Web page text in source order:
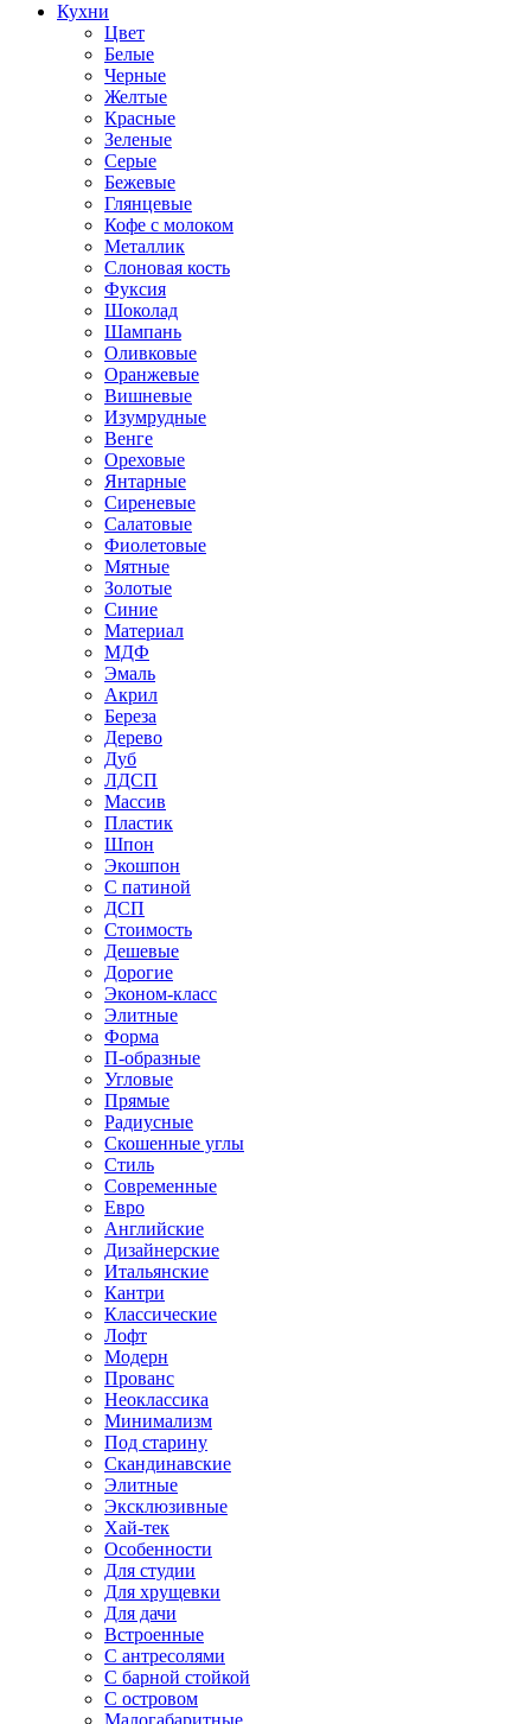
Кухни
Цвет
Белые
Черные
Желтые
Красные
Зеленые
Серые
Бежевые
Глянцевые
Кофе с молоком
Металлик
Слоновая кость
Фуксия
Шоколад
Шампань
Оливковые
Оранжевые
Вишневые
Изумрудные
Венге
Ореховые
Янтарные
Сиреневые
Салатовые
Фиолетовые
Мятные
Золотые
Синие
Материал
МДФ
Эмаль
Акрил
Береза
Дерево
Дуб
ЛДСП
Массив
Пластик
Шпон
Экошпон
С патиной
ДСП
Стоимость
Дешевые
Дорогие
Эконом-класс
Элитные
Форма
П-образные
Угловые
Прямые
Радиусные
Скошенные углы
Стиль
Современные
Евро
Английские
Дизайнерские
Итальянские
Кантри
Классические
Лофт
Модерн
Прованс
Неоклассика
Минимализм
Под старину
Скандинавские
Элитные
Эксклюзивные
Хай-тек
Особенности
Для студии
Для хрущевки
Для дачи
Встроенные
С антресолями
С барной стойкой
С островом
Малогабаритные